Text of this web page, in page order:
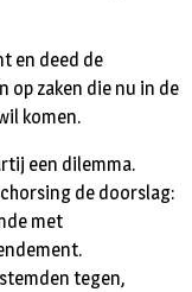
en deed de
op zaken die nu in de
komen.
een dilemma.
de doorslag:
met
tegen,